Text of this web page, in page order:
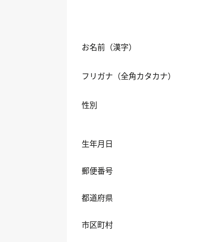
お名前（漢字）
フリガナ（全角カタカナ）
性別
生年月日
郵便番号
都道府県
市区町村